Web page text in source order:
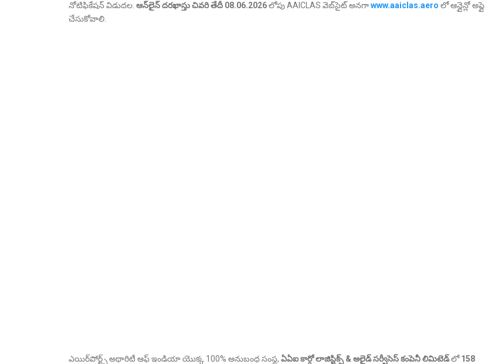
నోటిఫికేషన్ విడుదల. ఆన్‌లైన్ దరఖాస్తు చివరి తేదీ 08.06.2026లోపు AAICLAS వెబ్‌సైట్ అనగాwww.aaiclas.aero లో ఆన్లైన్లో అప్లై
చేసుకోవాలి.
ఎయిర్‌పోర్ట్స్ అథారిటీ ఆఫ్ ఇండియా యొక్క 100% అనుబంధ సంస్థ, ఏఏఐ కార్గో లాజిస్టిక్స్ & అలైడ్ సర్వీసెస్ కంపెనీ లిమిటెడ్లో158